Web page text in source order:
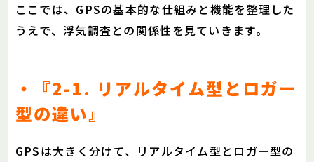
ここでは、GPSの基本的な仕組みと機能を整理した
うえで、浮気調査との関係性を見ていきます。
・『2-1. リアルタイム型とロガー
型の違い』
GPSは大きく分けて、リアルタイム型とロガー型の